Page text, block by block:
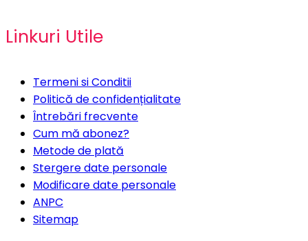
Linkuri Utile
Termeni si Conditii
Politică de confidențialitate
Întrebări frecvente
Cum mă abonez?
Metode de plată
Stergere date personale
Modificare date personale
ANPC
Sitemap